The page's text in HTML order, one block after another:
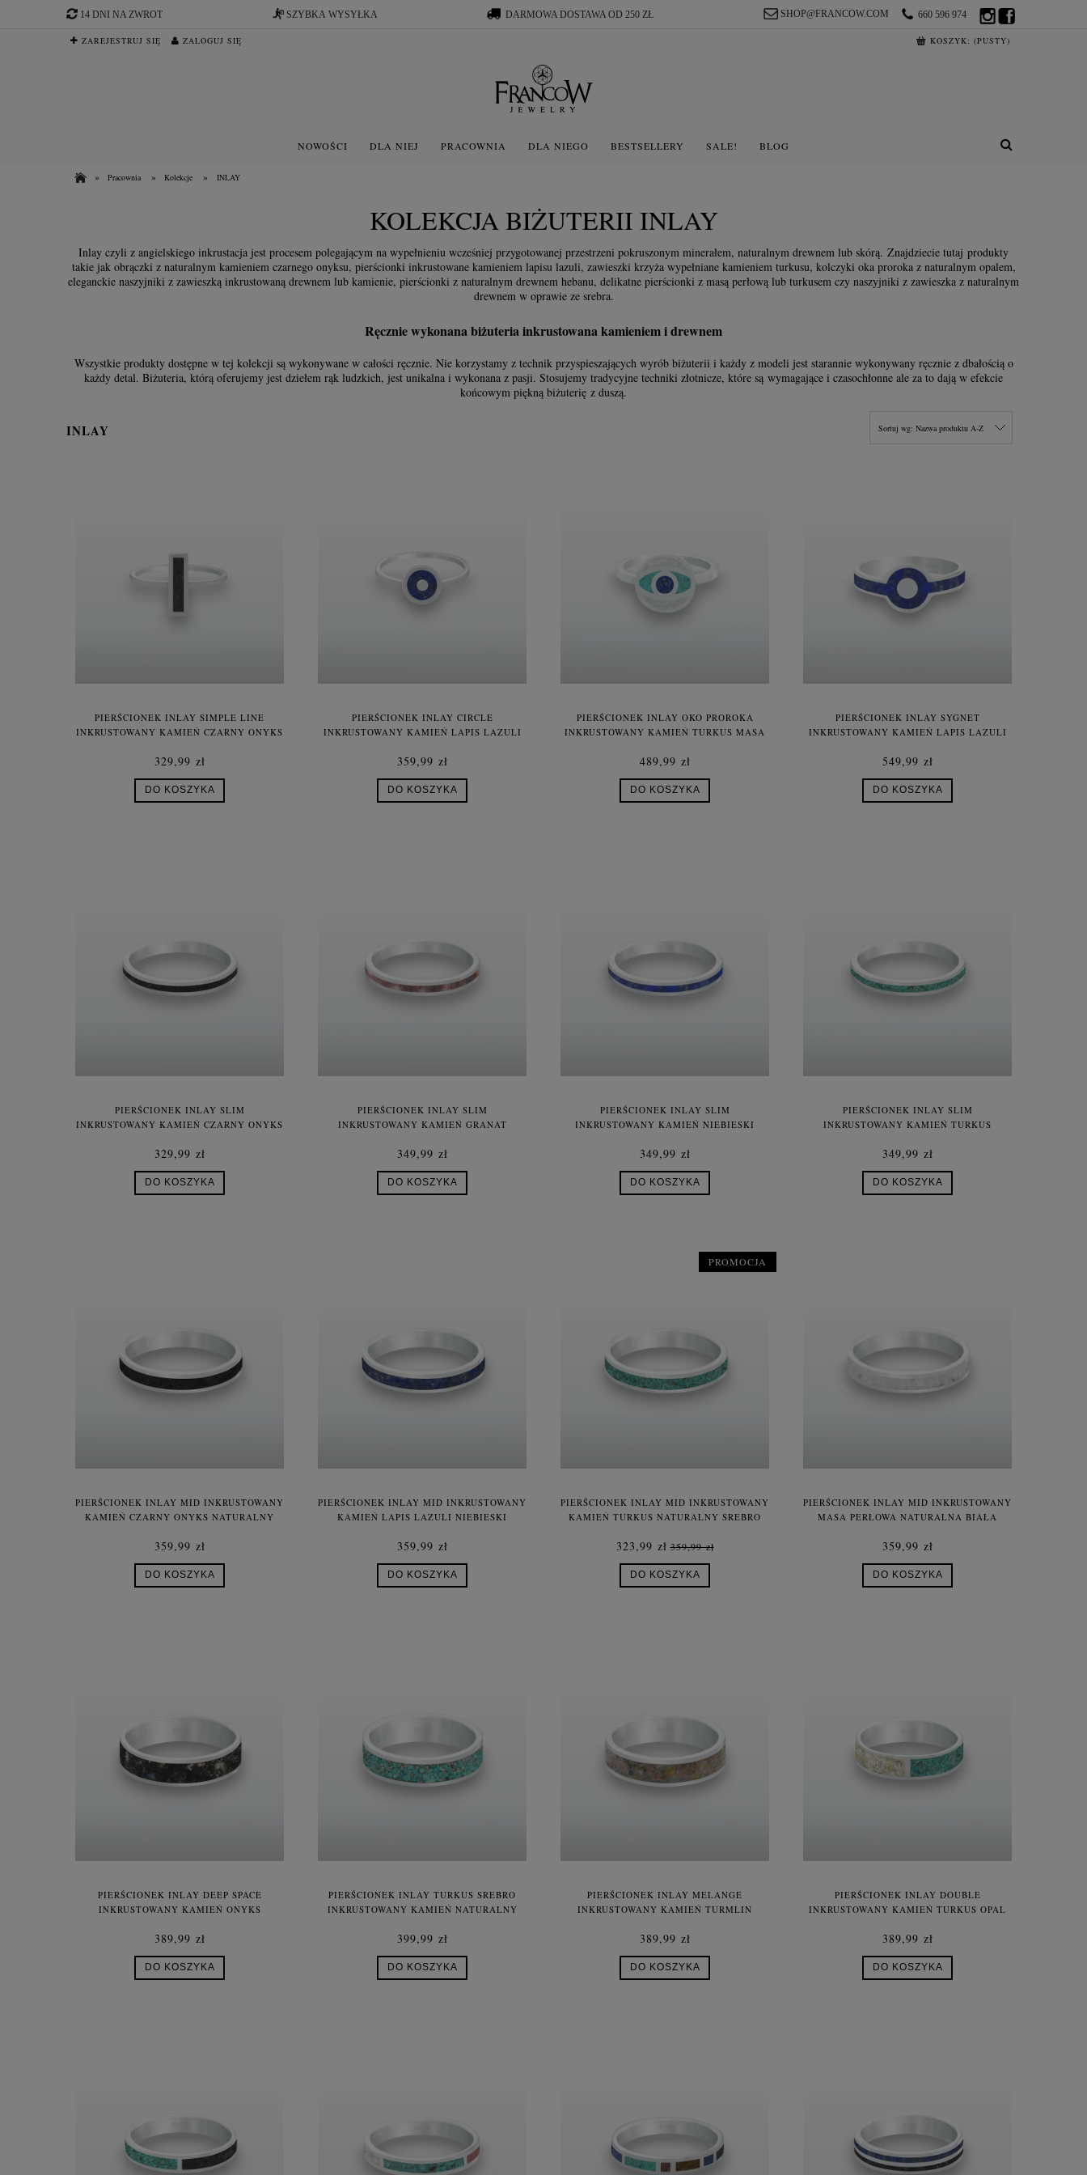
14 DNI NA ZWROT SZYBKA WYSYŁKA DARMOWA DOSTAWA OD 250 ZŁ 660 596 974
SHOP@FRANCOW.COM
ZAREJESTRUJ SIĘ ZALOGUJ SIĘ KOSZYK: (PUSTY)
NOWOŚCI DLA NIEJ PRACOWNIA DLA NIEGO BESTSELLERY SALE! BLOG
» Pracownia » Kolekcje » INLAY
KOLEKCJA BIŻUTERII INLAY
Inlay czyli z angielskiego inkrustacja jest procesem polegającym na wypełnieniu wcześniej przygotowanej przestrzeni pokruszonym minerałem, naturalnym drewnem lub skórą. Znajdziecie tutaj produkty
takie jak obrączki z naturalnym kamieniem czarnego onyksu, pierścionki inkrustowane kamieniem lapisu lazuli, zawieszki krzyża wypełniane kamieniem turkusu, kolczyki oka proroka z naturalnym opalem,
eleganckie naszyjniki z zawieszką inkrustowaną drewnem lub kamienie, pierścionki z naturalnym drewnem hebanu, delikatne pierścionki z masą perłową lub turkusem czy naszyjniki z zawieszka z naturalnym
drewnem w oprawie ze srebra.
Ręcznie wykonana biżuteria inkrustowana kamieniem i drewnem
Wszystkie produkty dostępne w tej kolekcji są wykonywane w całości ręcznie. Nie korzystamy z technik przyspieszających wyrób biżuterii i każdy z modeli jest starannie wykonywany ręcznie z dbałością o
każdy detal. Biżuteria, którą oferujemy jest dziełem rąk ludzkich, jest unikalna i wykonana z pasji. Stosujemy tradycyjne techniki złotnicze, które są wymagające i czasochłonne ale za to dają w efekcie
końcowym piękną biżuterię z duszą.
INLAY Sortuj wg: Nazwa produktu A-Z
PIERŚCIONEK INLAY SIMPLE LINE
INKRUSTOWANY KAMIEŃ CZARNY ONYKS
329,99 zł
DO KOSZYKA
PIERŚCIONEK INLAY CIRCLE
INKRUSTOWANY KAMIEŃ LAPIS LAZULI
359,99 zł
DO KOSZYKA
PIERŚCIONEK INLAY OKO PROROKA
INKRUSTOWANY KAMIEŃ TURKUS MASA
489,99 zł
DO KOSZYKA
PIERŚCIONEK INLAY SYGNET
INKRUSTOWANY KAMIEŃ LAPIS LAZULI
549,99 zł
DO KOSZYKA
PIERŚCIONEK INLAY SLIM
INKRUSTOWANY KAMIEŃ CZARNY ONYKS
329,99 zł
DO KOSZYKA
PIERŚCIONEK INLAY SLIM
INKRUSTOWANY KAMIEŃ GRANAT
349,99 zł
DO KOSZYKA
PIERŚCIONEK INLAY SLIM
INKRUSTOWANY KAMIEŃ NIEBIESKI
UNISEX
349,99 zł
DO KOSZYKA
PIERŚCIONEK INLAY SLIM
INKRUSTOWANY KAMIEŃ TURKUS
349,99 zł
DO KOSZYKA
PIERŚCIONEK INLAY MID INKRUSTOWANY
KAMIEŃ CZARNY ONYKS NATURALNY
359,99 zł
DO KOSZYKA
PIERŚCIONEK INLAY MID INKRUSTOWANY
KAMIEŃ LAPIS LAZULI NIEBIESKI
359,99 zł
DO KOSZYKA
PIERŚCIONEK INLAY MID INKRUSTOWANY
KAMIEŃ TURKUS NATURALNY SREBRO
323,99 zł 359,99 zł
DO KOSZYKA
PROMOCJA
PIERŚCIONEK INLAY MID INKRUSTOWANY
MASA PERŁOWA NATURALNA BIAŁA
359,99 zł
DO KOSZYKA
PIERŚCIONEK INLAY DEEP SPACE
INKRUSTOWANY KAMIEŃ ONYKS
389,99 zł
DO KOSZYKA
PIERŚCIONEK INLAY TURKUS SREBRO
INKRUSTOWANY KAMIEŃ NATURALNY
399,99 zł
DO KOSZYKA
PIERŚCIONEK INLAY MELANGE
INKRUSTOWANY KAMIEŃ TURMLIN
389,99 zł
DO KOSZYKA
PIERŚCIONEK INLAY DOUBLE
INKRUSTOWANY KAMIEŃ TURKUS OPAL
389,99 zł
DO KOSZYKA